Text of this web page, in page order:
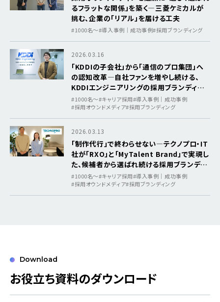
るフラットな関係」を築く―三菱ケミカルが
挑む、企業の「リアル」を届ける工夫
#1000名〜#導入事例｜成功事例#採用ブランディング
2026.03.16
「KDDIの子会社」から「通信のプロ集団」へ
の認知改革―自社ファンを増やし続ける、
KDDIエンジニアリングの採用ブランディン
グ
#1000名〜#キャリア採用#導入事例｜成功事例
#採用オウンドメディア#採用ブランディング
2026.03.13
「制作代行」で終わらせない―テクノプロ・IT
社が「RXO」と「MyTalent Brand」で実現し
た、候補者から選ばれ続ける採用ブランディ
ングの仕組み
#1000名〜#キャリア採用#導入事例｜成功事例
#採用オウンドメディア#採用ブランディング
Download
お役立ち資料のダウンロード